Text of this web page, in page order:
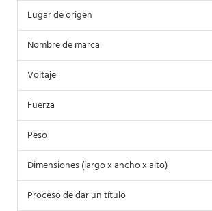
Lugar de origen
Nombre de marca
Voltaje
Fuerza
Peso
Dimensiones (largo x ancho x alto)
Proceso de dar un título